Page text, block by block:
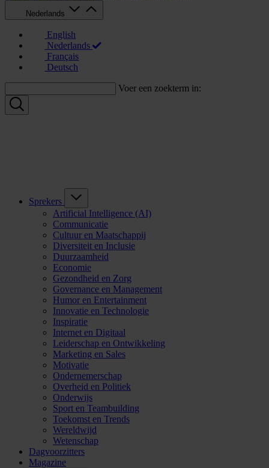
Nederlands
English
Nederlands
Français
Deutsch
Voer een zoekterm in:
Sprekers
Artificial Intelligence (AI)
Communicatie
Cultuur en Maatschappij
Diversiteit en Inclusie
Duurzaamheid
Economie
Gezondheid en Zorg
Governance en Management
Humor en Entertainment
Innovatie en Technologie
Inspiratie
Internet en Digitaal
Leiderschap en Ontwikkeling
Marketing en Sales
Motivatie
Ondernemerschap
Overheid en Politiek
Onderwijs
Sport en Teambuilding
Toekomst en Trends
Wereldwijd
Wetenschap
Dagvoorzitters
Magazine